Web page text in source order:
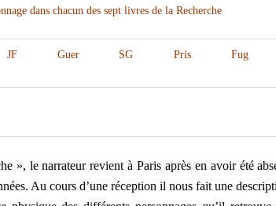
dans chacun des sept livres de la Recherche
JF Guer SG Pris Fug
», le narrateur revient à Paris après en avoir été
Au cours d’une réception il nous fait une